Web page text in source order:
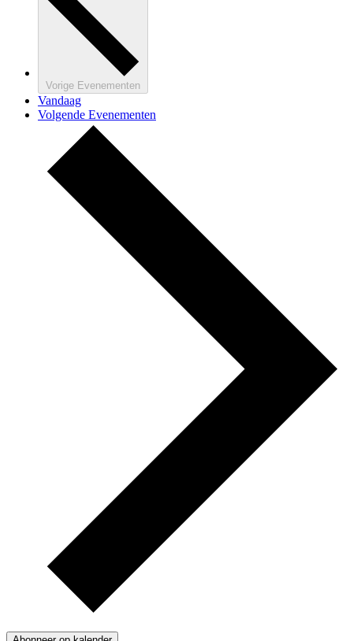
Vorige Evenementen
Vandaag
Volgende Evenementen